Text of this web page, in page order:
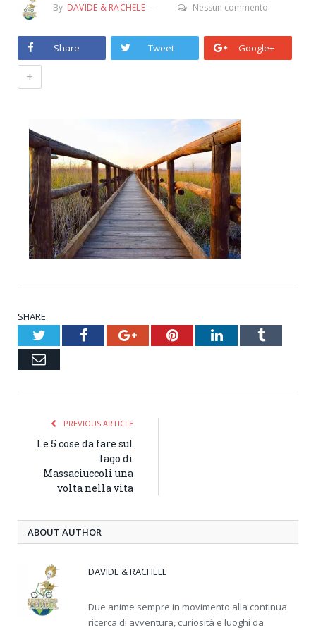
By DAVIDE & RACHELE Nessun commento
Share Tweet Google+
+
SHARE.
TwitterFacebookGoogle+PinterestLinkedInTumblr
Email
PREVIOUS ARTICLE
Le 5 cose da fare sul
lago di
Massaciuccoli una
volta nella vita
ABOUT AUTHOR
DAVIDE & RACHELE
Due anime sempre in movimento alla continua
ricerca di avventura, curiosità e luoghi da